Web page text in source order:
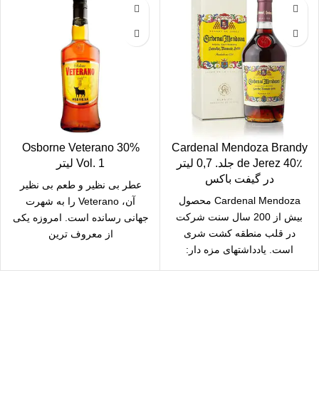
Cardenal Mendoza Brandy
de Jerez 40٪ جلد. 0,7 لیتر
در گیفت باکس
Cardenal Mendoza محصول
بیش از 200 سال سنت شرکت
در قلب منطقه کشت شری
است. یادداشتهای مزه دار:
Osborne Veterano 30%
Vol. 1 لیتر
عطر بی نظیر و طعم بی نظیر
آن، Veterano را به شهرت
جهانی رسانده است. امروزه یکی
از معروف ترین